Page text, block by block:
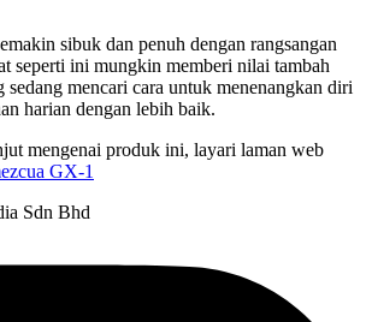
sibuk dan penuh dengan rangsangan
seperti ini mungkin memberi nilai tambah
sedang mencari cara untuk menenangkan diri
harian dengan lebih baik.
mengenai produk ini, layari laman web
GX-1
Sdn Bhd